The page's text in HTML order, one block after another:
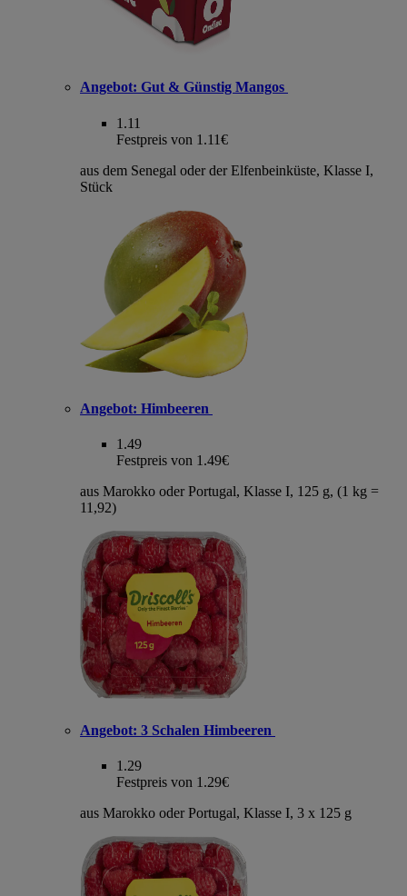
Angebot: Gut & Günstig Mangos
1.11
Festpreis von 1.11€
aus dem Senegal oder der Elfenbeinküste, Klasse I,
Stück
Angebot: Himbeeren
1.49
Festpreis von 1.49€
aus Marokko oder Portugal, Klasse I, 125 g, (1 kg =
11,92)
Angebot: 3 Schalen Himbeeren
1.29
Festpreis von 1.29€
aus Marokko oder Portugal, Klasse I, 3 x 125 g